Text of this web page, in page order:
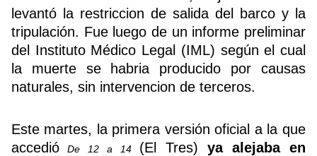
levantó la restriccion de salida del barco y la
tripulación. Fue luego de un informe preliminar
del Instituto Médico Legal (IML) según el cual
la muerte se habria producido por causas
naturales, sin intervencion de terceros.
Este martes, la primera versión oficial a la que
accedió De 12 a 14 (El Tres) ya alejaba en